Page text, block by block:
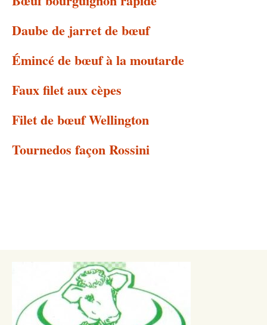
Daube de jarret de bœuf
Émincé de bœuf à la moutarde
Faux filet aux cèpes
Filet de bœuf Wellington
Tournedos façon Rossini